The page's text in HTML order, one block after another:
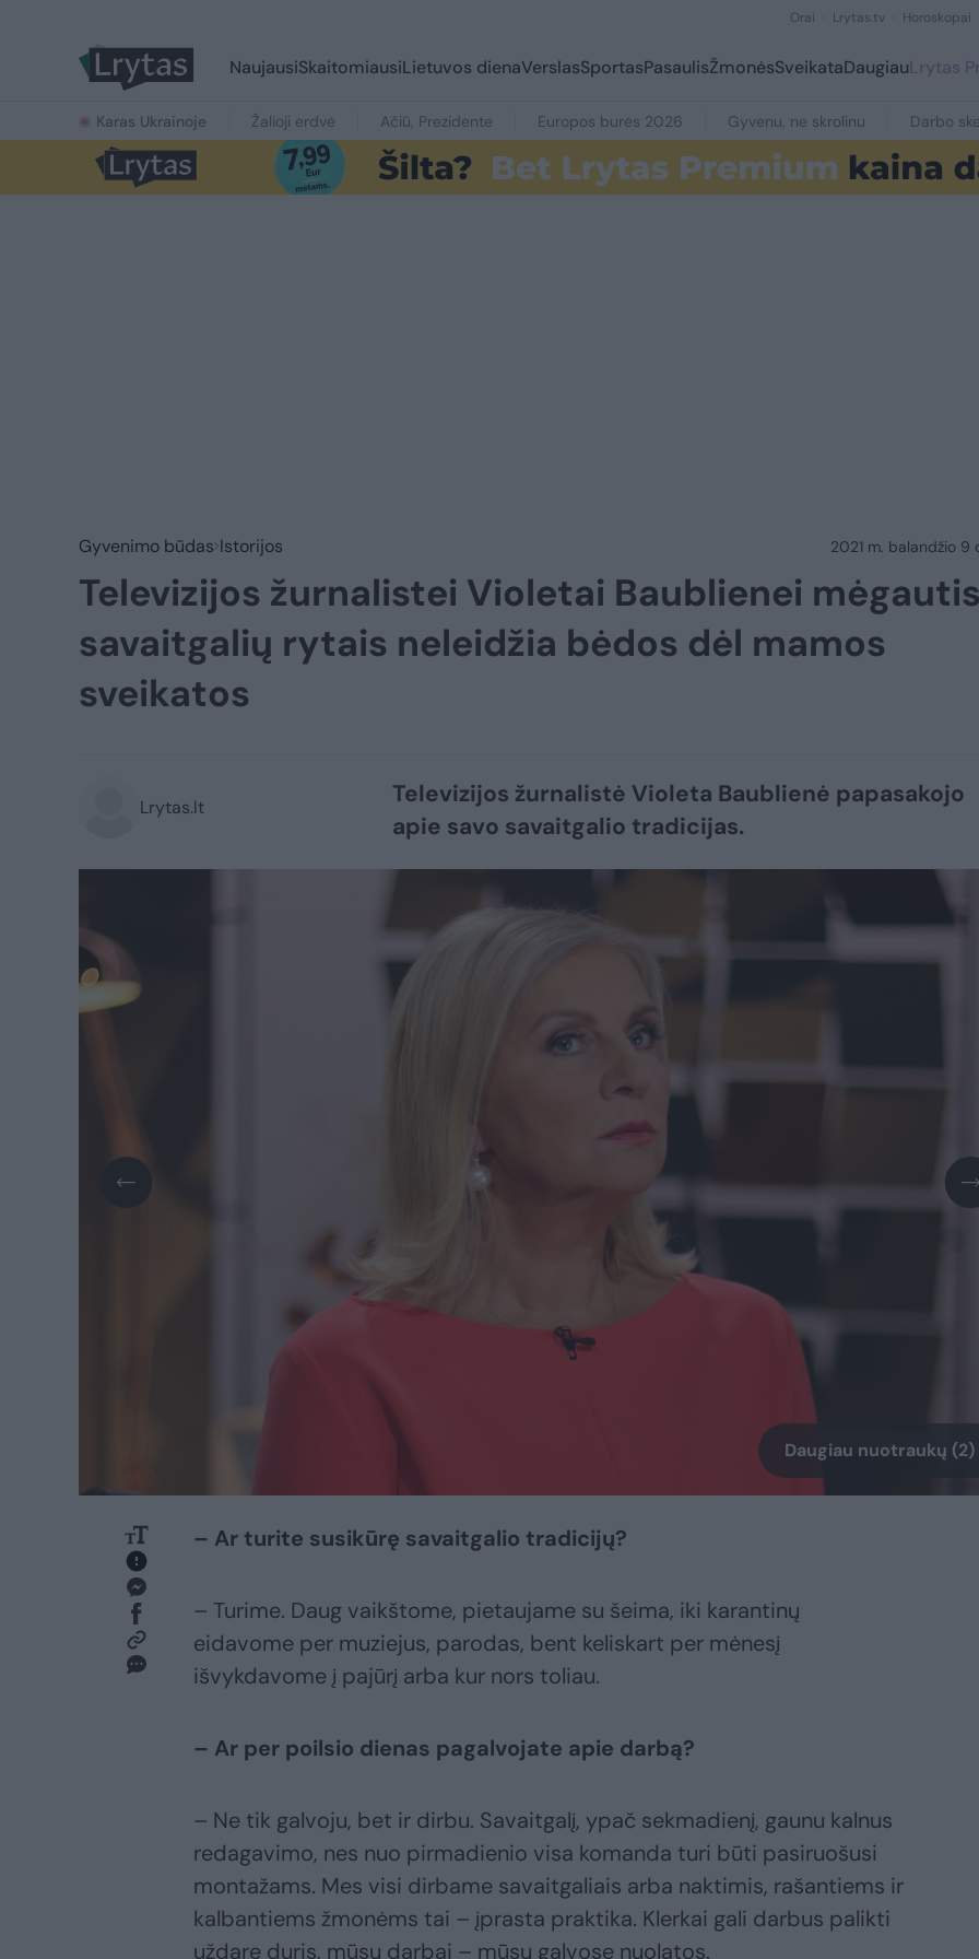
Orai Lrytas.tv Horoskopai
NaujausiSkaitomiausiLietuvos dienaVerslasSportasPasaulisŽmonėsSveikataDaugiauLrytas
Karas Ukrainoje Žalioji erdvė Ačiū, Prezidente Europos burės 2026 Gyvenu, ne skrolinu Darbo
Gyvenimo būdas Istorijos 2021 m. balandžio 9
Televizijos žurnalistei Violetai Baublienei mėgautis
savaitgalių rytais neleidžia bėdos dėl mamos
sveikatos
Lrytas.lt
Televizijos žurnalistė Violeta Baublienė papasakojo
apie savo savaitgalio tradicijas.
Daugiau nuotraukų (2)
– Ar turite susikūrę savaitgalio tradicijų?
– Turime. Daug vaikštome, pietaujame su šeima, iki karantinų
eidavome per muziejus, parodas, bent keliskart per mėnesį
išvykdavome į pajūrį arba kur nors toliau.
– Ar per poilsio dienas pagalvojate apie darbą?
– Ne tik galvoju, bet ir dirbu. Savaitgalį, ypač sekmadienį, gaunu kalnus
redagavimo, nes nuo pirmadienio visa komanda turi būti pasiruošusi
montažams. Mes visi dirbame savaitgaliais arba naktimis, rašantiems ir
kalbantiems žmonėms tai – įprasta praktika. Klerkai gali darbus palikti
uždarę duris, mūsų darbai – mūsų galvose nuolatos.